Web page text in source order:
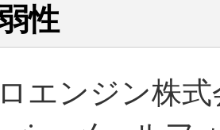
性
エンジン株